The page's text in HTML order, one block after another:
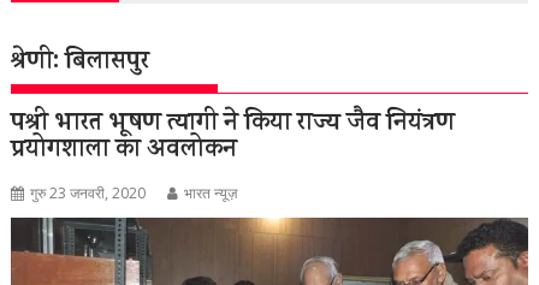
श्रेणी:बिलासपुर
पद्मश्री भारत भूषण त्यागी ने किया राज्य जैव नियंत्रण
प्रयोगशाला का अवलोकन
गुरु 23 जनवरी, 2020 भारत न्यूज़